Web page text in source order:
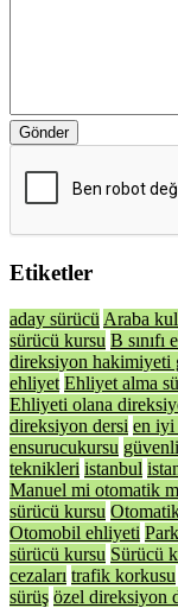
Gönder
Etiketler
aday sürücü Araba
sürücü kursu B sınıfı
direksiyon hakimiyeti
ehliyet Ehliyet alma
Ehliyeti olana
direksiyon dersi en iyi
ensurucukursu
teknikleri istanbul
Manuel mi otomatik
sürücü kursu
Otomobil ehliyeti
sürücü kursu Sürücü
cezaları trafik korkusu
sürüş özel direksiyon